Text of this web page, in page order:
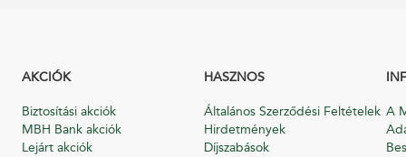
AKCIÓK
Biztosítási akciók
MBH Bank akciók
Lejárt akciók
HASZNOS
Általános Szerződési Feltételek
Hirdetmények
Díjszabások
A